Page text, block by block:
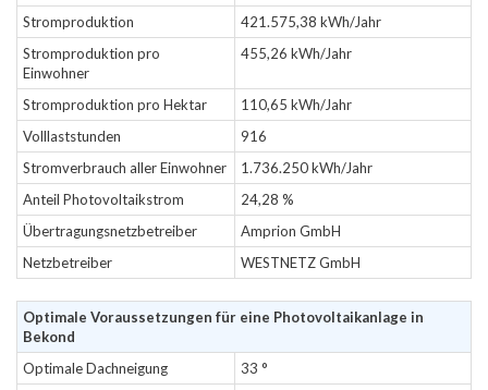
Stromproduktion
421.575,38 kWh/Jahr
Stromproduktion pro
Einwohner
455,26 kWh/Jahr
Stromproduktion pro Hektar
110,65 kWh/Jahr
Volllaststunden
916
Stromverbrauch aller Einwohner
1.736.250 kWh/Jahr
Anteil Photovoltaikstrom
24,28 %
Übertragungsnetzbetreiber
Amprion GmbH
Netzbetreiber
WESTNETZ GmbH
Optimale Voraussetzungen für eine Photovoltaikanlage in
Bekond
Optimale Dachneigung
33 °